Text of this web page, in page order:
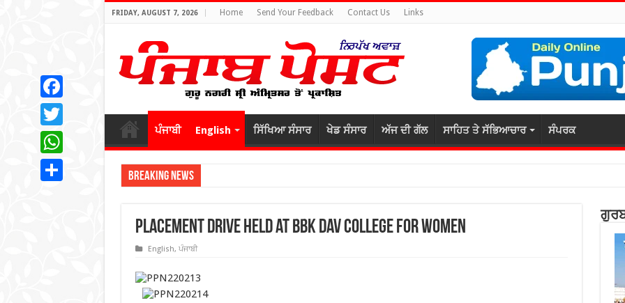
FRIDAY, AUGUST 7, 2026 Home Send Your Feedback Contact Us Links
ਪੰਜਾਬੀ English ਸਿੱਖਿਆ ਸੰਸਾਰ ਖੇਡ ਸੰਸਾਰ ਅੱਜ ਦੀ ਗੱਲ ਸਾਹਿਤ ਤੇ ਸੱਭਿਆਚਾਰ ਸੰਪਰਕ
Breaking News
Placement Drive held at BBK DAV College for Women
English, ਪੰਜਾਬੀ
Facebook
Twitter
WhatsApp